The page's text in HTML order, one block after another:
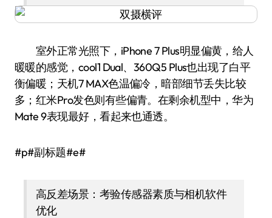
室外正常光照下，iPhone 7 Plus明显偏黄，给人
暖暖的感觉，cool1 Dual、360Q5 Plus也出现了白平
衡偏暖；天机7 MAX色温偏冷，暗部细节丢失比较
多；红米Pro发色则有些偏青。在剩余机型中，华为
Mate 9表现最好，看起来也通透。
#p#副标题#e#
高反差场景：考验传感器素质与相机软件
优化